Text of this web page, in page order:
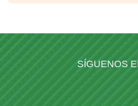
SÍGUENOS